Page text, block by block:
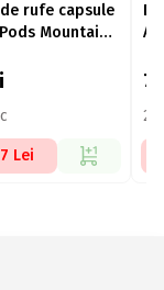
rufe capsule
Mountain
Lei